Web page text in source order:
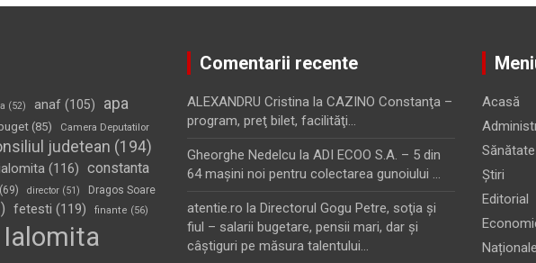
(52) anaf(105)
apa
buget(85)
Camera Deputatilor
judetean (194)
(116) constanta
(69) director(51)
Dragos Soare
fetesti (119) finante (56)
Ialomita
Comentarii recente
ALEXANDRU Cristina la CAZINO Constanţa –
program, preţ bilet, facilităţi…
Gheorghe Nedelcu la ADI ECOO S.A. – 5 din
64 maşini noi pentru colectarea gunoiului …
atentie.ro la Directorul Gogu Petre, soţia şi
fiul – salarii bugetare, pensii mari, dar şi
câştiguri pe măsura talentului…
Acasă
Sănătate
Știri
Editorial
Naționale